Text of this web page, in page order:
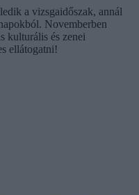
a vizsgaidőszak, annál
Novemberben
kulturális és zenei
ellátogatni!